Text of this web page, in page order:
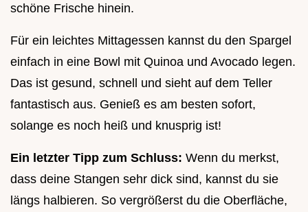
schöne Frische hinein.
Für ein leichtes Mittagessen kannst du den Spargel
einfach in eine Bowl mit Quinoa und Avocado legen.
Das ist gesund, schnell und sieht auf dem Teller
fantastisch aus. Genieß es am besten sofort,
solange es noch heiß und knusprig ist!
Ein letzter Tipp zum Schluss: Wenn du merkst,
dass deine Stangen sehr dick sind, kannst du sie
längs halbieren. So vergrößerst du die Oberfläche,